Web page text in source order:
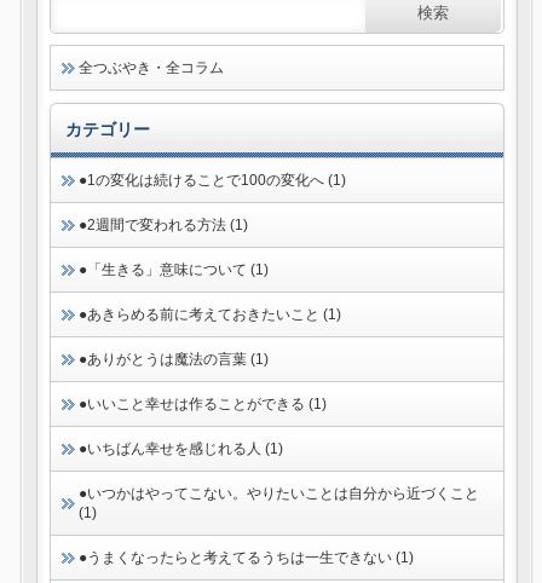
全つぶやき・全コラム
カテゴリー
●1の変化は続けることで100の変化へ (1)
●2週間で変われる方法 (1)
●「生きる」意味について (1)
●あきらめる前に考えておきたいこと (1)
●ありがとうは魔法の言葉 (1)
●いいこと幸せは作ることができる (1)
●いちばん幸せを感じれる人 (1)
●いつかはやってこない。やりたいことは自分から近づくこと
(1)
●うまくなったらと考えてるうちは一生できない (1)